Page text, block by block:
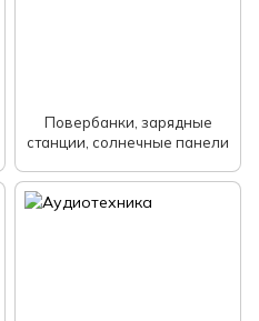
Повербанки, зарядные
станции, солнечные панели